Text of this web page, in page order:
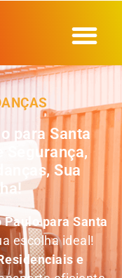
para Santa
Segurança,
Sua
Paulo para Santa
escolha ideal!
e